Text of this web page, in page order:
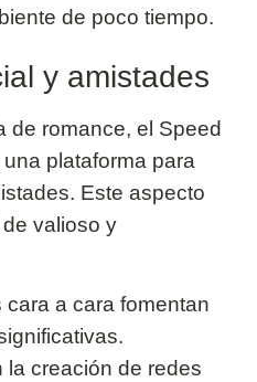
de poco tiempo.
y amistades
de romance, el Speed
plataforma para
Este aspecto
valioso y
a cara fomentan
la creación de redes